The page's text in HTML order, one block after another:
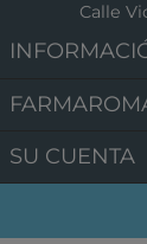
Calle
SU CUENTA